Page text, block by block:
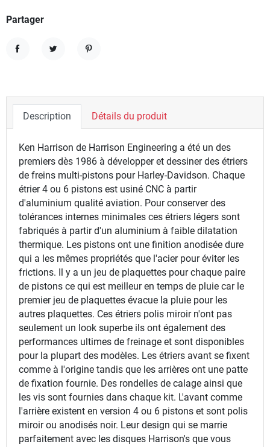
Partager
Description Détails du produit
Ken Harrison de Harrison Engineering a été un des
premiers dès 1986 à développer et dessiner des étriers
de freins multi-pistons pour Harley-Davidson. Chaque
étrier 4 ou 6 pistons est usiné CNC à partir
d'aluminium qualité aviation. Pour conserver des
tolérances internes minimales ces étriers légers sont
fabriqués à partir d'un aluminium à faible dilatation
thermique. Les pistons ont une finition anodisée dure
qui a les mêmes propriétés que l'acier pour éviter les
frictions. Il y a un jeu de plaquettes pour chaque paire
de pistons ce qui est meilleur en temps de pluie car le
premier jeu de plaquettes évacue la pluie pour les
autres plaquettes. Ces étriers polis miroir n'ont pas
seulement un look superbe ils ont également des
performances ultimes de freinage et sont disponibles
pour la plupart des modèles. Les étriers avant se fixent
comme à l'origine tandis que les arrières ont une patte
de fixation fournie. Des rondelles de calage ainsi que
les vis sont fournies dans chaque kit. L'avant comme
l'arrière existent en version 4 ou 6 pistons et sont polis
miroir ou anodisés noir. Leur design qui se marrie
parfaitement avec les disques Harrison's que vous